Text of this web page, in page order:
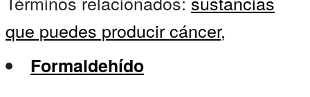
que puedes producir cáncer,
Formaldehído